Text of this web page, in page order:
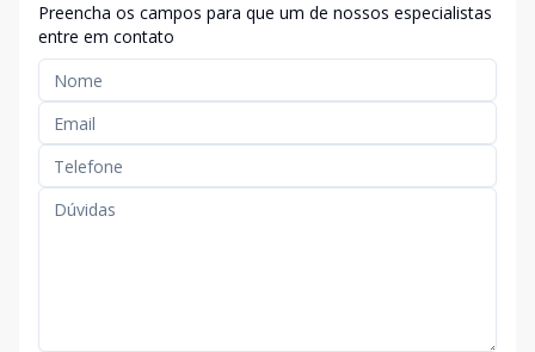
Preencha os campos para que um de nossos especialistas
entre em contato